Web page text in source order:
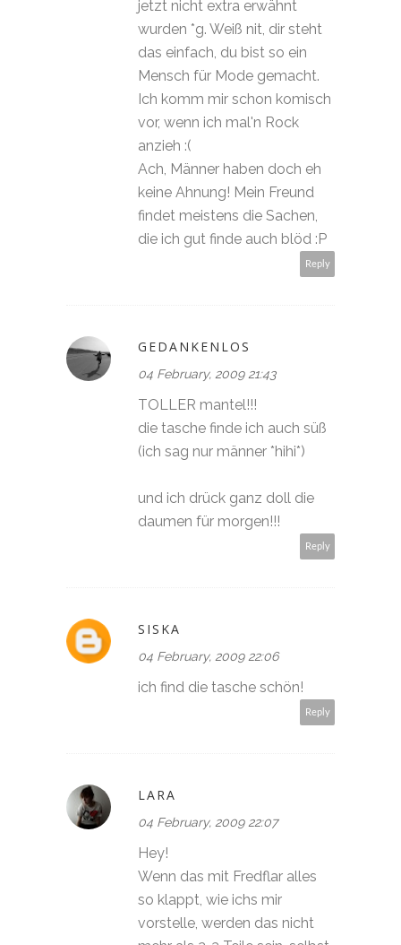
jetzt nicht extra erwähnt
wurden *g. Weiß nit, dir steht
das einfach, du bist so ein
Mensch für Mode gemacht.
Ich komm mir schon komisch
vor, wenn ich mal'n Rock
anzieh :(
Ach, Männer haben doch eh
keine Ahnung! Mein Freund
findet meistens die Sachen,
die ich gut finde auch blöd :P
Reply
GEDANKENLOS
04 February, 2009 21:43
TOLLER mantel!!!
die tasche finde ich auch süß
(ich sag nur männer *hihi*)
und ich drück ganz doll die
daumen für morgen!!!
Reply
SISKA
04 February, 2009 22:06
ich find die tasche schön!
Reply
LARA
04 February, 2009 22:07
Hey!
Wenn das mit Fredflar alles
so klappt, wie ichs mir
vorstelle, werden das nicht